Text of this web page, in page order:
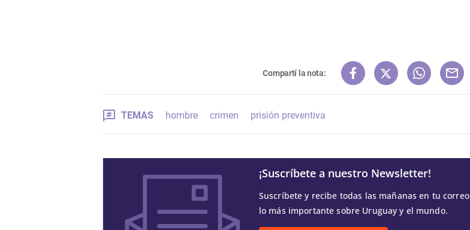
Compartí la nota:
TEMAS hombre crimen prisión preventiva
¡Suscríbete a nuestro Newsletter!
Suscríbete y recibe todas las mañanas en tu correo
lo más importante sobre Uruguay y el mundo.